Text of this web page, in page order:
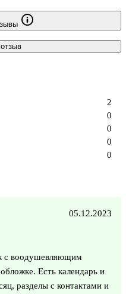
0
0
0
0
2
05.12.2023
с воодушевляющим
Есть календарь и
разделы с контактами и